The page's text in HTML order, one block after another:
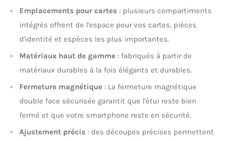
Emplacements pour cartes : plusieurs compartiments
intégrés offrent de l'espace pour vos cartes, pièces
d'identité et espèces les plus importantes.
Matériaux haut de gamme : fabriqués à partir de
matériaux durables à la fois élégants et durables.
Fermeture magnétique : La fermeture magnétique
double face sécurisée garantit que l'étui reste bien
fermé et que votre smartphone reste en sécurité.
Ajustement précis : des découpes précises permettent